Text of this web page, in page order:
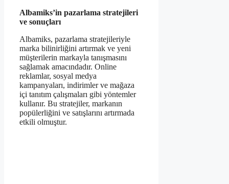
Albamiks’in pazarlama stratejileri
ve sonuçları
Albamiks, pazarlama stratejileriyle
marka bilinirliğini artırmak ve yeni
müşterilerin markayla tanışmasını
sağlamak amacındadır. Online
reklamlar, sosyal medya
kampanyaları, indirimler ve mağaza
içi tanıtım çalışmaları gibi yöntemler
kullanır. Bu stratejiler, markanın
popülerliğini ve satışlarını artırmada
etkili olmuştur.